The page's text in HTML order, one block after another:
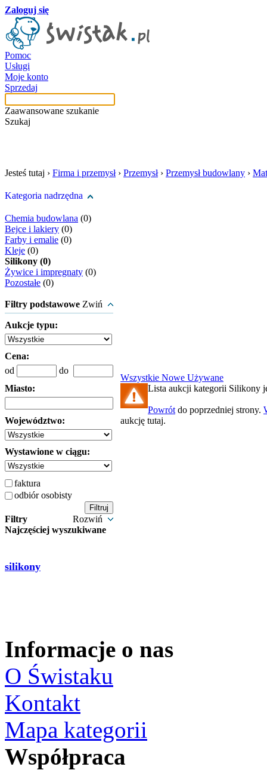
Zaloguj się
Pomoc
Usługi
Moje konto
Sprzedaj
Zaawansowane szukanie
Szukaj
Jesteś tutaj › Firma i przemysł› Przemysł› Przemysł budowlany ›
Kategoria nadrzędna
Chemia budowlana (0)
Bejce i lakiery (0)
Farby i emalie (0)
Kleje (0)
Silikony (0)
Żywice i impregnaty (0)
Pozostałe (0)
Filtry podstawowe Zwiń
Aukcje typu:
Cena:
od
do
Miasto:
Województwo:
Wystawione w ciągu:
faktura
odbiór osobisty
Filtry
Rozwiń
Najczęściej wyszukiwane
silikony
Wszystkie Nowe Używane
Lista aukcji kategorii Silikony
Powrót do poprzedniej strony.
aukcję tutaj.
Informacje o nas
O Świstaku
Kontakt
Mapa kategorii
Współpraca